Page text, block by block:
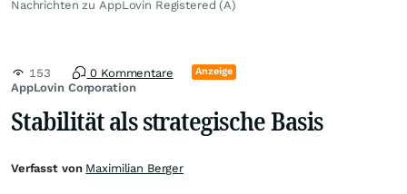
Nachrichten zu AppLovin Registered (A)
AppLovin Corporation
153 0 Kommentare Anzeige
Stabilität als strategische Basis
Verfasst von Maximilian Berger